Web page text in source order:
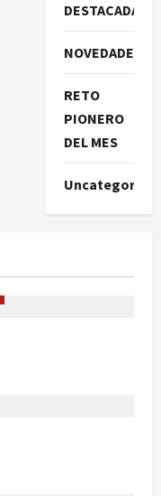
DESTACADAS
NOVEDADES
RETO
PIONERO
DEL MES
Uncategorized